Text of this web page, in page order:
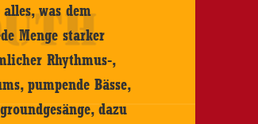
was dem
Menge starker
Rhythmus-,
pumpende Bässe,
dazu